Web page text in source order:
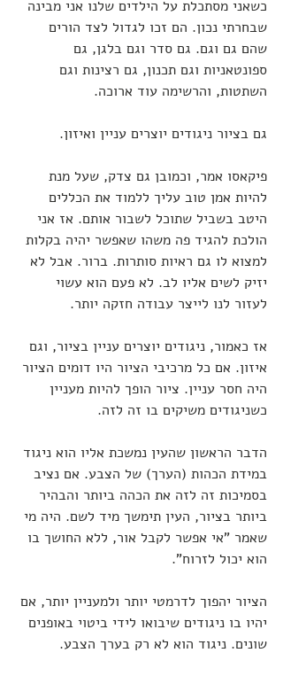
כשאני מסתכלת על הילדים שלנו אני מבינה
שבחרתי נכון. הם זכו לגדול לצד הורים
שהם גם וגם. גם סדר וגם בלגן, גם
ספונטאניות וגם תכנון, גם רצינות וגם
השתטות, והרשימה עוד ארוכה.
גם בציור ניגודים יוצרים עניין ואיזון.
פיקאסו אמר, וכמובן גם צדק, שעל מנת
להיות אמן טוב עליך ללמוד את הכללים
היטב בשביל שתוכל לשבור אותם. אז אני
הולכת להגיד פה משהו שאפשר יהיה בקלות
למצוא לו גם ראיות סותרות. ברור. אבל לא
יזיק לשים אליו לב. לא פעם הוא עשוי
לעזור לנו לייצר עבודה חזקה יותר.
אז כאמור, ניגודים יוצרים עניין בציור, וגם
איזון. אם כל מרכיבי הציור היו דומים הציור
היה חסר עניין. ציור הופך להיות מעניין
כשניגודים משיקים בו זה לזה.
הדבר הראשון שהעין נמשכת אליו הוא ניגוד
במידת הכהות (הערך) של הצבע. אם נציב
בסמיכות זה לזה את הכהה ביותר והבהיר
ביותר בציור, העין תימשך מיד לשם. היה מי
שאמר "אי אפשר לקבל אור, ללא החושך בו
הוא יכול לזרוח".
הציור יהפוך לדרמטי יותר ולמעניין יותר, אם
יהיו בו ניגודים שיבואו לידי ביטוי באופנים
שונים. ניגוד הוא לא רק בערך הצבע.